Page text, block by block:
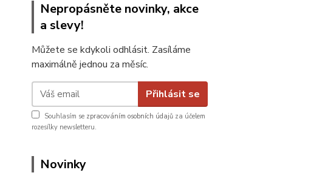
Nepropásněte novinky, akce
a slevy!
Můžete se kdykoli odhlásit. Zasíláme
maximálně jednou za měsíc.
Přihlásit se
Souhlasím se zpracováním osobních údajů za účelem
rozesílky newsletteru.
Novinky